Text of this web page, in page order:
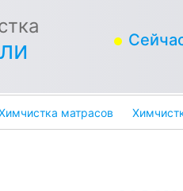
матрасов